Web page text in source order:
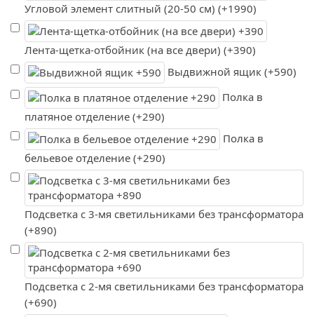
Угловой элемент слитный (20-50 см) (+1990)
Лента-щетка-отбойник (на все двери) (+390)
Выдвижной ящик (+590)
Полка в
платяное отделение (+290)
Полка в
бельевое отделение (+290)
Подсветка с 3-мя светильниками без трансформатора
(+890)
Подсветка с 2-мя светильниками без трансформатора
(+690)